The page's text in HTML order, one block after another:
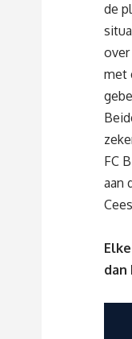
de
met
FC
aan
dan